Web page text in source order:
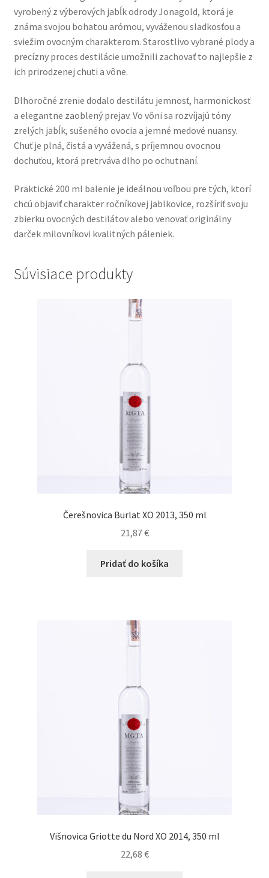
vyrobený z výberových jabĺk odrody Jonagold, ktorá je
známa svojou bohatou arómou, vyváženou sladkosťou a
sviežim ovocným charakterom. Starostlivo vybrané plody a
precízny proces destilácie umožnili zachovať to najlepšie z
ich prirodzenej chuti a vône.
Dlhoročné zrenie dodalo destilátu jemnosť, harmonickosť
a elegantne zaoblený prejav. Vo vôni sa rozvíjajú tóny
zrelých jabĺk, sušeného ovocia a jemné medové nuansy.
Chuť je plná, čistá a vyvážená, s príjemnou ovocnou
dochuťou, ktorá pretrváva dlho po ochutnaní.
Praktické 200 ml balenie je ideálnou voľbou pre tých, ktorí
chcú objaviť charakter ročníkovej jablkovice, rozšíriť svoju
zbierku ovocných destilátov alebo venovať originálny
darček milovníkovi kvalitných páleniek.
Súvisiace produkty
Čerešnovica Burlat XO 2013, 350 ml
21,87€
Pridať do košíka
Višnovica Griotte du Nord XO 2014, 350 ml
22,68 €